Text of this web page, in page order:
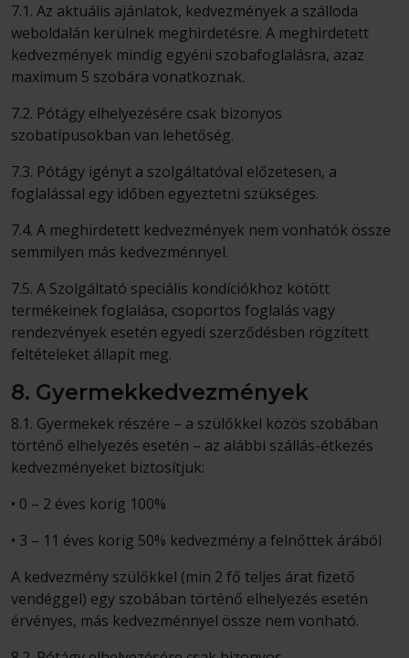
7.1. Az aktuális ajánlatok, kedvezmények a szálloda
weboldalán kerülnek meghirdetésre. A meghirdetett
kedvezmények mindig egyéni szobafoglalásra, azaz
maximum 5 szobára vonatkoznak.
7.2. Pótágy elhelyezésére csak bizonyos
szobatípusokban van lehetőség.
7.3. Pótágy igényt a szolgáltatóval előzetesen, a
foglalással egy időben egyeztetni szükséges.
7.4. A meghirdetett kedvezmények nem vonhatók össze
semmilyen más kedvezménnyel.
7.5. A Szolgáltató speciális kondíciókhoz kötött
termékeinek foglalása, csoportos foglalás vagy
rendezvények esetén egyedi szerződésben rögzített
feltételeket állapít meg.
8. Gyermekkedvezmények
8.1. Gyermekek részére – a szülőkkel közös szobában
történő elhelyezés esetén – az alábbi szállás-étkezés
kedvezményeket biztosítjuk:
• 0 – 2 éves korig 100%
• 3 – 11 éves korig 50% kedvezmény a felnőttek árából
A kedvezmény szülőkkel (min 2 fő teljes árat fizető
vendéggel) egy szobában történő elhelyezés esetén
érvényes, más kedvezménnyel össze nem vonható.